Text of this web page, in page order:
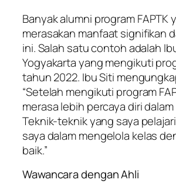
Banyak alumni program FAPTK
merasakan manfaat signifikan
ini. Salah satu contoh adalah
Yogyakarta yang mengikuti
tahun 2022. Ibu Siti
“Setelah mengikuti program
merasa lebih percaya diri
Teknik-teknik yang saya
saya dalam mengelola kelas
baik.”
Wawancara dengan Ahli